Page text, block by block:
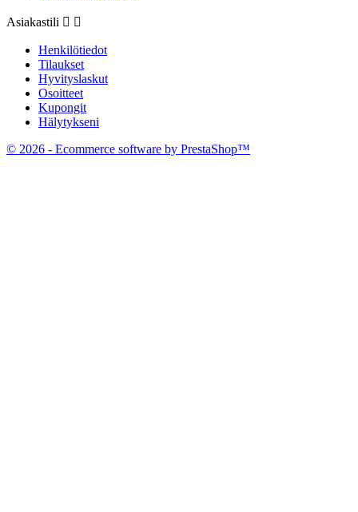
Asiakastili  
Henkilötiedot
Tilaukset
Hyvityslaskut
Osoitteet
Kupongit
Hälytykseni
© 2026 - Ecommerce software by PrestaShop™